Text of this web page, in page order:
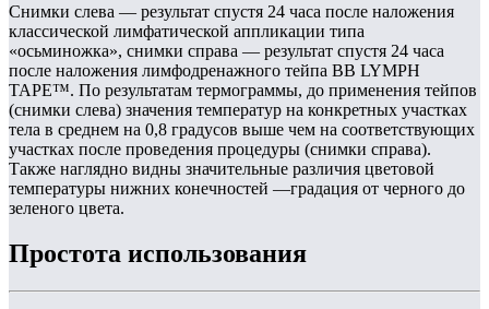
Снимки слева — результат спустя 24 часа после наложения
классической лимфатической аппликации типа
«осьминожка», снимки справа — результат спустя 24 часа
после наложения лимфодренажного тейпа BB LYMPH
TAPE™. По результатам термограммы, до применения тейпов
(снимки слева) значения температур на конкретных участках
тела в среднем на 0,8 градусов выше чем на соответствующих
участках после проведения процедуры (снимки справа).
Также наглядно видны значительные различия цветовой
температуры нижних конечностей —градация от черного до
зеленого цвета.
Простота использования